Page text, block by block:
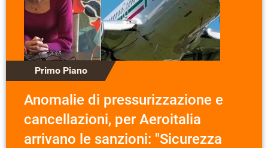
Primo Piano
Anomalie di pressurizzazione e
cancellazioni, per Aeroitalia
arrivano le sanzioni: "Sicurezza